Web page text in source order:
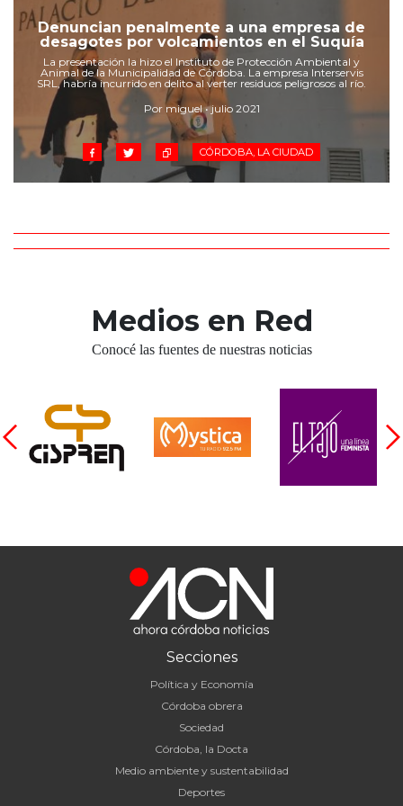
Corredor de Ansenuza
La Carlota y zona
Laboulaye y sur
Bell Ville
Río Tercero
Despeñaderos
Denuncian penalmente a una empresa de
desagotes por volcamientos en el Suquía
La presentación la hizo el Instituto de Protección Ambiental y
Animal de la Municipalidad de Córdoba. La empresa Interservis
SRL, habría incurrido en delito al verter residuos peligrosos al río.
Por miguel • julio 2021
CÓRDOBA, LA CIUDAD
Medios en Red
Conocé las fuentes de nuestras noticias
Secciones
Política y Economía
Córdoba obrera
Sociedad
Córdoba, la Docta
Medio ambiente y sustentabilidad
Deportes